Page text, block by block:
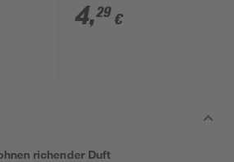
12 cm Topf
4,29 €
richender Duft